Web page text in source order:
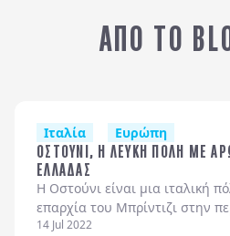
ΑΠΟ ΤΟ
Ιταλία Ευρώπη
ΟΣΤΟΥΝΙ, Η ΛΕΥΚΗ ΠΟΛΗ ΜΕ
ΕΛΛΑΔΑΣ
H Οστούνι είναι μια ιταλική
επαρχία του Μπρίντιζι στην
Απουλίας στη βόρεια μεριά της
14 Jul 2022